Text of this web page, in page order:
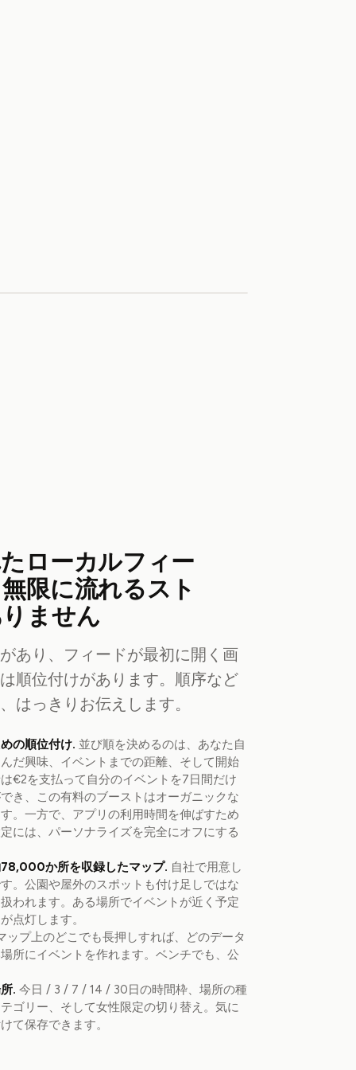
ローカルフィー
限に流れるスト
ません
あり、フィードが最初に開く画
順位付けがあります。順序など
はっきりお伝えします。
の順位付け. 並び順を決めるのは、あなた自
だ興味、イベントまでの距離、そして開始
€2を支払って自分のイベントを7日間だけ
き、この有料のブーストはオーガニックな
。一方で、アプリの利用時間を伸ばすため
には、パーソナライズを完全にオフにする
か所を収録したマップ. 自社で用意し
。公園や屋外のスポットも付け足しではな
われます。ある場所でイベントが近く予定
点灯します。
ップ上のどこでも長押しすれば、どのデータ
所にイベントを作れます。ベンチでも、公
. 今日 / 3 / 7 / 14 / 30日の時間枠、場所の種
ゴリー、そして女性限定の切り替え。気に
て保存できます。